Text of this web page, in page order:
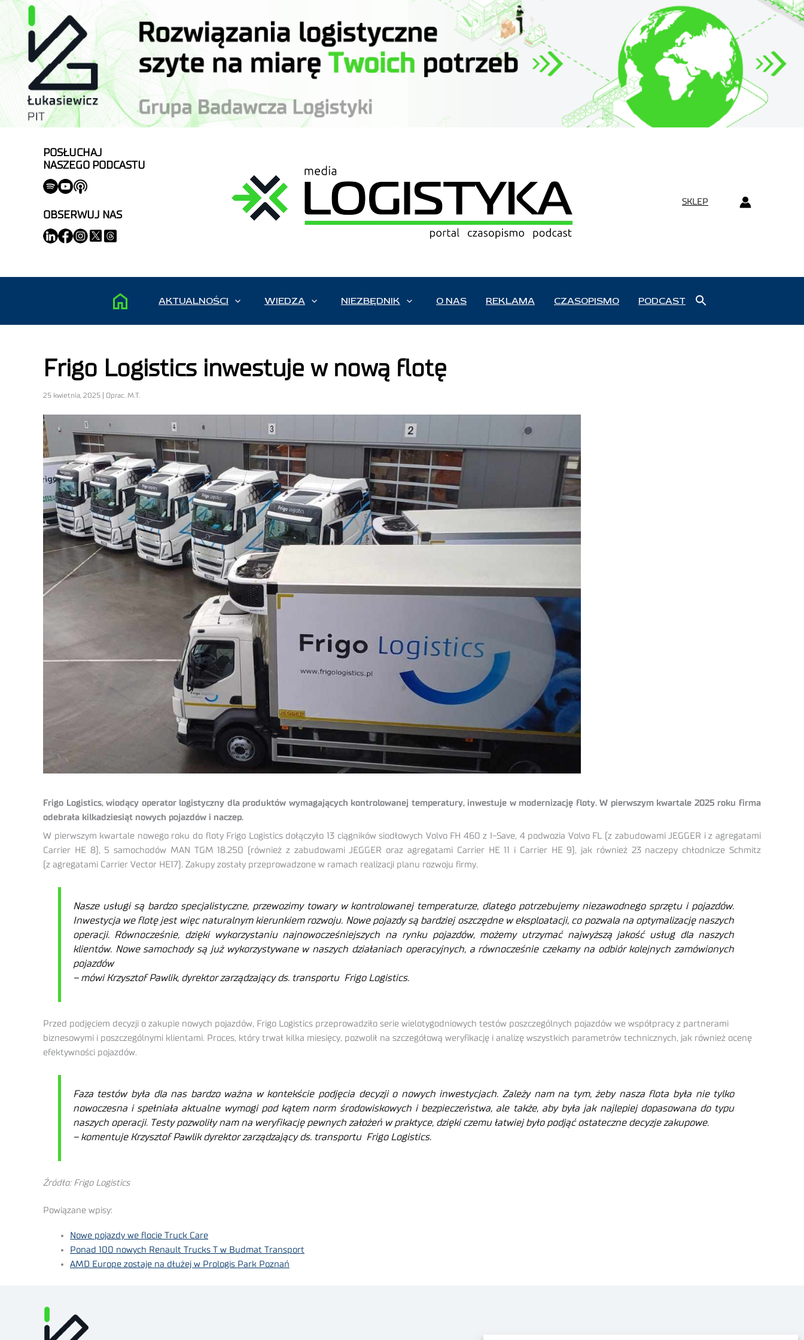
POSŁUCHAJ
NASZEGO PODCASTU
OBSERWUJ NAS
SKLEP
AKTUALNOŚCI WIEDZA NIEZBĘDNIK O NAS REKLAMA CZASOPISMO PODCAST
Frigo Logistics inwestuje w nową flotę
25 kwietnia, 2025 | Oprac. M.T.
Frigo Logistics, wiodący operator logistyczny dla produktów wymagających kontrolowanej temperatury, inwestuje w modernizację floty. W pierwszym kwartale 2025 roku firma
odebrała kilkadziesiąt nowych pojazdów i naczep.
W pierwszym kwartale nowego roku do floty Frigo Logistics dołączyło 13 ciągników siodłowych Volvo FH 460 z I-Save, 4 podwozia Volvo FL (z zabudowami JEGGER i z agregatami
Carrier HE 8), 5 samochodów MAN TGM 18.250 (również z zabudowami JEGGER oraz agregatami Carrier HE 11 i Carrier HE 9), jak również 23 naczepy chłodnicze Schmitz
(z agregatami Carrier Vector HE17). Zakupy zostały przeprowadzone w ramach realizacji planu rozwoju firmy.
Nasze usługi są bardzo specjalistyczne, przewozimy towary w kontrolowanej temperaturze, dlatego potrzebujemy niezawodnego sprzętu i pojazdów.
Inwestycja we flotę jest więc naturalnym kierunkiem rozwoju. Nowe pojazdy są bardziej oszczędne w eksploatacji, co pozwala na optymalizację naszych
operacji. Równocześnie, dzięki wykorzystaniu najnowocześniejszych na rynku pojazdów, możemy utrzymać najwyższą jakość usług dla naszych
klientów. Nowe samochody są już wykorzystywane w naszych działaniach operacyjnych, a równocześnie czekamy na odbiór kolejnych zamówionych
pojazdów
– mówi Krzysztof Pawlik, dyrektor zarządzający ds. transportu Frigo Logistics.
Przed podjęciem decyzji o zakupie nowych pojazdów, Frigo Logistics przeprowadziło serie wielotygodniowych testów poszczególnych pojazdów we współpracy z partnerami
biznesowymi i poszczególnymi klientami. Proces, który trwał kilka miesięcy, pozwolił na szczegółową weryfikację i analizę wszystkich parametrów technicznych, jak również ocenę
efektywności pojazdów.
Faza testów była dla nas bardzo ważna w kontekście podjęcia decyzji o nowych inwestycjach. Zależy nam na tym, żeby nasza flota była nie tylko
nowoczesna i spełniała aktualne wymogi pod kątem norm środowiskowych i bezpieczeństwa, ale także, aby była jak najlepiej dopasowana do typu
naszych operacji. Testy pozwoliły nam na weryfikację pewnych założeń w praktyce, dzięki czemu łatwiej było podjąć ostateczne decyzje zakupowe.
– komentuje Krzysztof Pawlik dyrektor zarządzający ds. transportu Frigo Logistics.
Źródło: Frigo Logistics
Powiązane wpisy:
Nowe pojazdy we flocie Truck Care
Ponad 100 nowych Renault Trucks T w Budmat Transport
AMD Europe zostaje na dłużej w Prologis Park Poznań